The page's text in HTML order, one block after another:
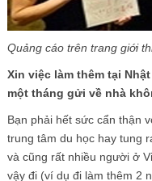
Quảng cáo trên trang giới
Xin việc làm thêm tại
một tháng gửi về nhà
Bạn phải hết sức cẩn thận
trung tâm du học hay tung
và cũng rất nhiều người ở
vậy đi (ví dụ đi làm thêm 2